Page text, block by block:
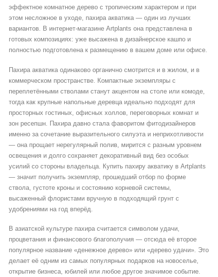
эффектное комнатное дерево с тропическим характером и при
этом несложное в уходе, пахира акватика — один из лучших
вариантов. В интернет-магазине Artplants она представлена в
готовых композициях: уже высажена в дизайнерское кашпо и
полностью подготовлена к размещению в вашем доме или офисе.
Пахира акватика одинаково органично смотрится и в жилом, и в
коммерческом пространстве. Компактные экземпляры с
переплетёнными стволами станут акцентом на столе или комоде,
тогда как крупные напольные деревца идеально подходят для
просторных гостиных, офисных холлов, переговорных комнат и
зон ресепшн. Пахира давно стала фаворитом фитодизайнеров
именно за сочетание выразительного силуэта и неприхотливости
— она прощает нерегулярный полив, мирится с разным уровнем
освещения и долго сохраняет декоративный вид без особых
усилий со стороны владельца. Купить пахиру акватику в Artplants
— значит получить экземпляр, прошедший отбор по форме
ствола, густоте кроны и состоянию корневой системы,
высаженный флористами вручную в подходящий грунт с
удобрениями на год вперёд.
В азиатской культуре пахира считается символом удачи,
процветания и финансового благополучия — отсюда её второе
популярное название «денежное дерево» или «дерево удачи». Это
делает её одним из самых популярных подарков на новоселье,
открытие бизнеса, юбилей или любое другое значимое событие.